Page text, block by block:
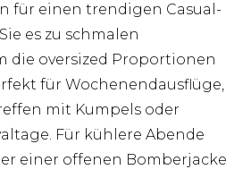
für einen trendigen Casual-
es zu schmalen
die oversized Proportionen
für Wochenendausflüge,
mit Kumpels oder
Für kühlere Abende
einer offenen Bomberjacke